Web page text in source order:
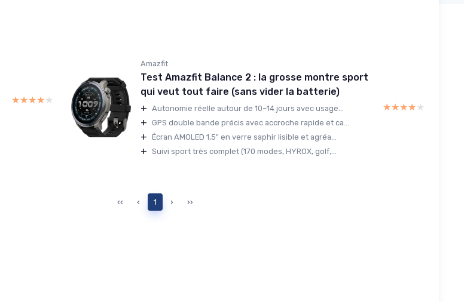
★★★★★
★★★★★
Amazfit
Test Amazfit Balance 2 : la grosse montre sport
qui veut tout faire (sans vider la batterie)
+ Autonomie réelle autour de 10–14 jours avec usage...
+ GPS double bande précis avec accroche rapide et ca...
+ Écran AMOLED 1,5" en verre saphir lisible et agréa...
+ Suivi sport très complet (170 modes, HYROX, golf,...
★★★★★
★★★★★
‹‹ ‹ 1 › ››